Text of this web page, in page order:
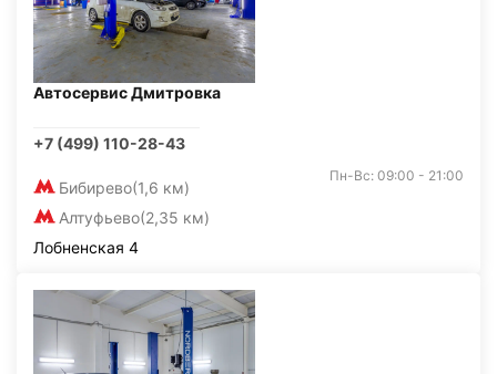
Автосервис Дмитровка
+7 (499) 110-28-43
Бибирево(1,6 км)
Алтуфьево(2,35 км)
Пн-Вс: 09:00 - 21:00
Лобненская 4